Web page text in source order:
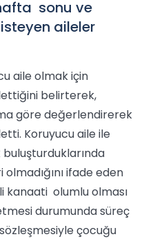
sonu ve
aileler
aile olmak için
belirterek,
göre değerlendirerek
Koruyucu aile ile
ifade eden
kanaati olumlu olması
durumunda süreç
çocuğu